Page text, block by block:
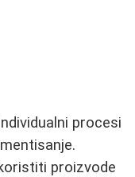
procesi
proizvode